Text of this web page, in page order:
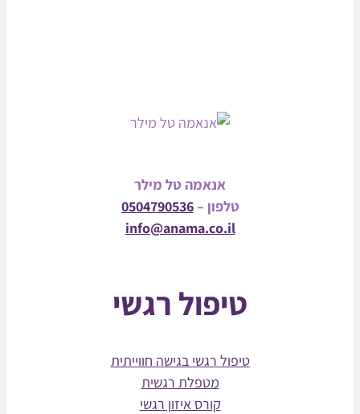
אנאמה טל מילר
טלפון –0504790536
info@anama.co.il
טיפול רגשי
טיפול רגשי בגישה חווייתית
מטפלת רגשית
קורס איזון רגשי